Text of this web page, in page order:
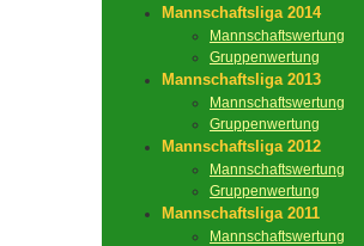
Mannschaftsliga 2014
Mannschaftswertung
Gruppenwertung
Mannschaftsliga 2013
Mannschaftswertung
Gruppenwertung
Mannschaftsliga 2012
Mannschaftswertung
Gruppenwertung
Mannschaftsliga 2011
Mannschaftswertung